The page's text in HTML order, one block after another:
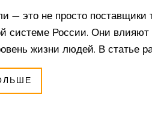
— это не просто поставщики
системе России. Они
жизни людей. В статье
и почему без них
предприятиях и